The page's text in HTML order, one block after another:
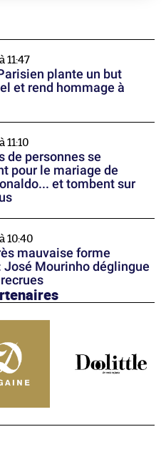
11:47
plante un but
et rend hommage à
de personnes se
pour le mariage de
et tombent sur
10:40
mauvaise forme
José Mourinho déglingue